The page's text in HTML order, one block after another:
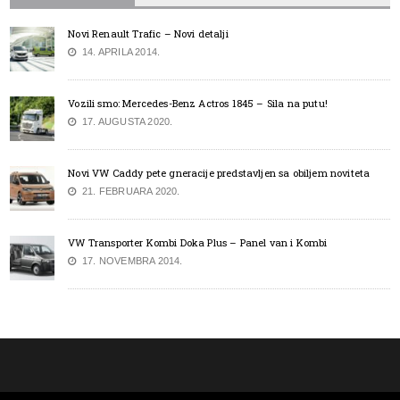
Novi Renault Trafic – Novi detalji
14. APRILA 2014.
Vozili smo: Mercedes-Benz Actros 1845 – Sila na putu!
17. AUGUSTA 2020.
Novi VW Caddy pete gneracije predstavljen sa obiljem noviteta
21. FEBRUARA 2020.
VW Transporter Kombi Doka Plus – Panel van i Kombi
17. NOVEMBRA 2014.